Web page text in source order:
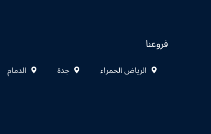
فروعنا
الرياض الحمراء جدة الدمام